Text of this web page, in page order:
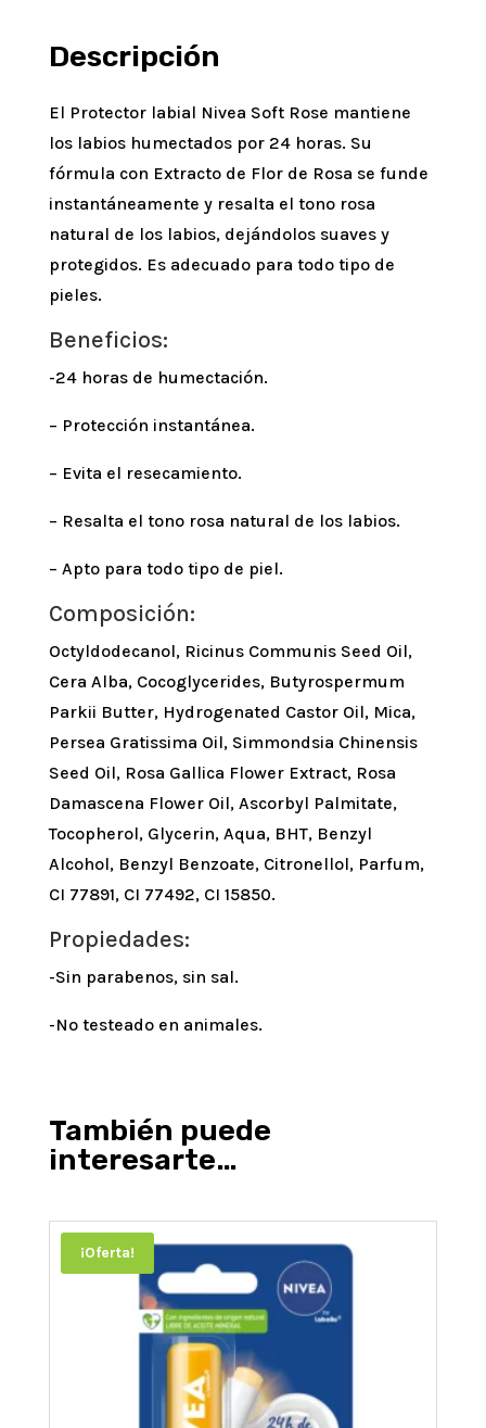
Descripción
El Protector labial Nivea Soft Rose mantiene
los labios humectados por 24 horas. Su
fórmula con Extracto de Flor de Rosa se funde
instantáneamente y resalta el tono rosa
natural de los labios, dejándolos suaves y
protegidos. Es adecuado para todo tipo de
pieles.
Beneficios:
-24 horas de humectación.
– Protección instantánea.
– Evita el resecamiento.
– Resalta el tono rosa natural de los labios.
– Apto para todo tipo de piel.
Composición:
Octyldodecanol, Ricinus Communis Seed Oil,
Cera Alba, Cocoglycerides, Butyrospermum
Parkii Butter, Hydrogenated Castor Oil, Mica,
Persea Gratissima Oil, Simmondsia Chinensis
Seed Oil, Rosa Gallica Flower Extract, Rosa
Damascena Flower Oil, Ascorbyl Palmitate,
Tocopherol, Glycerin, Aqua, BHT, Benzyl
Alcohol, Benzyl Benzoate, Citronellol, Parfum,
CI 77891, CI 77492, CI 15850.
Propiedades:
-Sin parabenos, sin sal.
-No testeado en animales.
También puede
interesarte…
¡Oferta!